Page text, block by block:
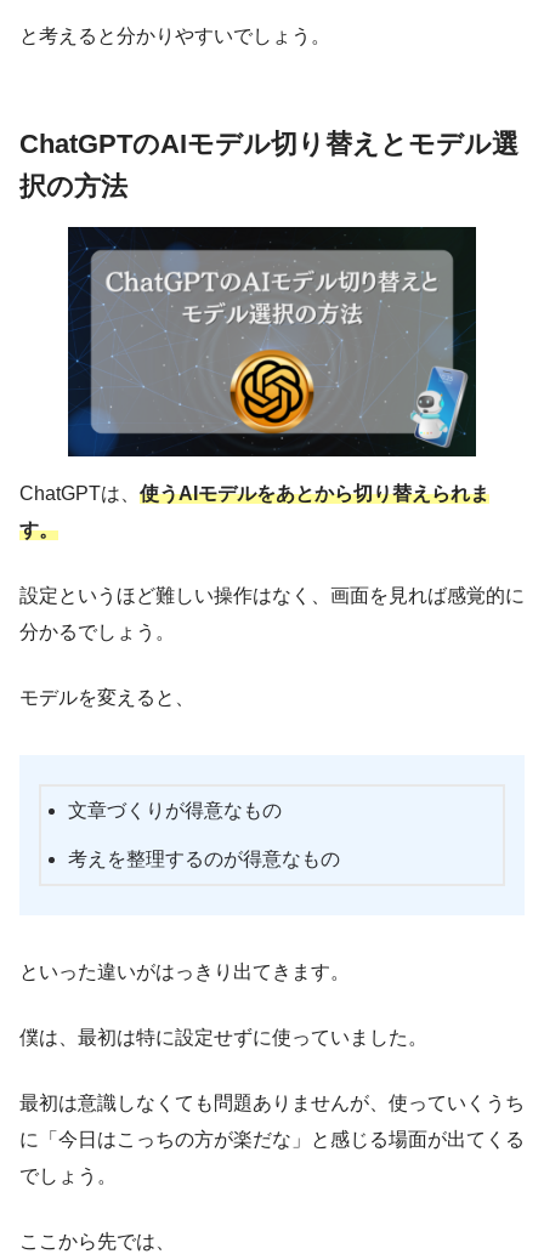
と考えると分かりやすいでしょう。
ChatGPTのAIモデル切り替えとモデル選
択の方法
ChatGPTは、 使うAIモデルをあとから切り替えられま
す。
設定というほど難しい操作はなく、画面を見れば感覚的に
分かるでしょう。
モデルを変えると、
文章づくりが得意なもの
考えを整理するのが得意なもの
といった違いがはっきり出てきます。
僕は、最初は特に設定せずに使っていました。
最初は意識しなくても問題ありませんが、使っていくうち
に「今日はこっちの方が楽だな」と感じる場面が出てくる
でしょう。
ここから先では、